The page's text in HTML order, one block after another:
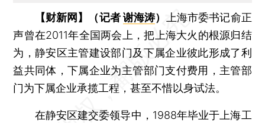
【财新网】（记者谢海涛）
上海市委书记俞正
声曾在2011年全国两会上，把上海大火的根源归结
为，静安区主管建设部门及下属企业彼此形成了利
益共同体，下属企业为主管部门支付费用，主管部
门为下属企业承揽工程，甚至不惜以身试法。
在静安区建交委领导中，1988年毕业于上海工